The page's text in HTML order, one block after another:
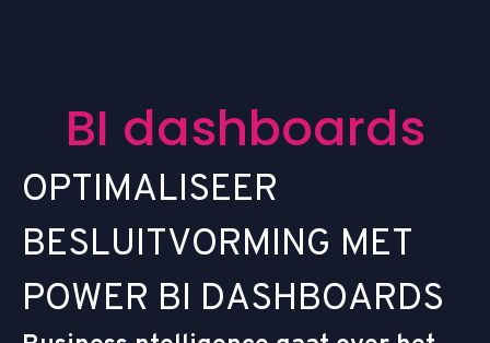
BI dashboards
OPTIMALISEER
BESLUITVORMING MET
POWER BI DASHBOARDS